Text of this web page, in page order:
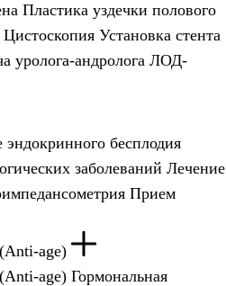
Пластика уздечки полового
Цистоскопия Установка стента
уролога-андролога ЛОД-
эндокринного бесплодия
заболеваний Лечение
Прием
age)
age) Гормональная